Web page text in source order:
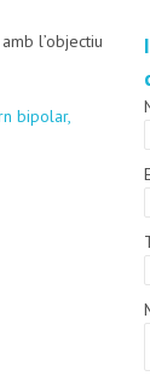
l’objectiu
bipolar,